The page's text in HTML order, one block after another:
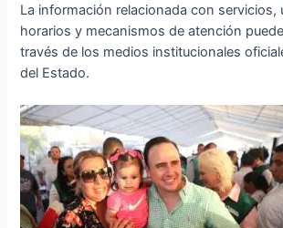
La información relacionada con servicios,
horarios y mecanismos de atención
través de los medios institucionales
del Estado.